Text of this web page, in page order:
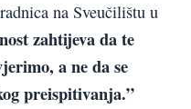
na Sveučilištu u
zahtijeva da te
a ne da se
preispitivanja.”